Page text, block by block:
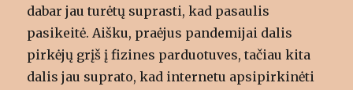
dabar jau turėtų suprasti, kad pasaulis
pasikeitė. Aišku, praėjus pandemijai dalis
pirkėjų grįš į fizines parduotuves, tačiau kita
dalis jau suprato, kad internetu apsipirkinėti